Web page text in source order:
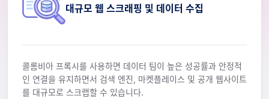
대규모 웹 스크래핑 및 데이터 수집
콜롬비아 프록시를 사용하면 데이터 팀이 높은 성공률과 안정적
인 연결을 유지하면서 검색 엔진, 마켓플레이스 및 공개 웹사이트
를 대규모로 스크랩할 수 있습니다.